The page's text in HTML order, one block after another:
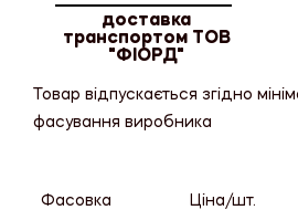
доставка
транспортом ТОВ
"ФІОРД"
Товар відпускається згідно
фасування виробника
Фасовка Ціна/шт.